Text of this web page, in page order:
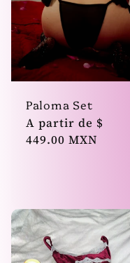
Paloma Set
Precio
habitual
A partir de $
449.00 MXN